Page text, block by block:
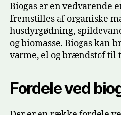
Biogas er en vedvarende
fremstilles af organiske
husdyrgødning,
og biomasse. Biogas kan
varme, el og brændstof til
Fordele ved